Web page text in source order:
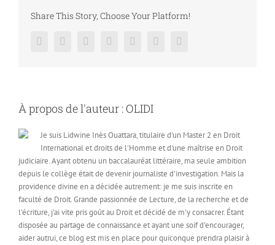
Share This Story, Choose Your Platform!
FacebookTwitter LinkedInReddit Google+Pinterest
À propos de l'auteur : OLIDI
Je suis Lidwine Inès Ouattara, titulaire d'un Master 2 en Droit
International et droits de l'Homme et d'une maîtrise en Droit
judiciaire. Ayant obtenu un baccalauréat littéraire, ma seule ambition
depuis le collège était de devenir journaliste d'investigation. Mais la
providence divine en a décidée autrement: je me suis inscrite en
faculté de Droit. Grande passionnée de Lecture, de la recherche et de
l'écriture, j'ai vite pris goût au Droit et décidé de m'y consacrer. Étant
disposée au partage de connaissance et ayant une soif d'encourager,
aider autrui, ce blog est mis en place pour quiconque prendra plaisir à